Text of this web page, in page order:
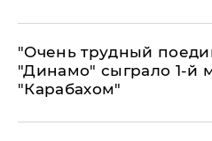
"Очень трудный
"Динамо" сыграло 1-й
"Карабахом"